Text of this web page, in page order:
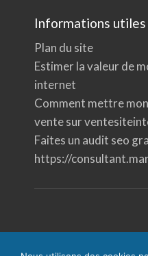
Informations utiles
Plan du site
Estimer la valeur de
internet
Comment mettre
vente sur
Faites un audit seo
https://